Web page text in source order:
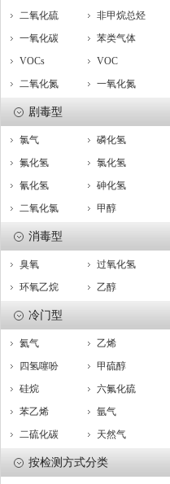
二氧化硫
非甲烷总烃
一氧化碳
苯类气体
VOCs
VOC
二氧化氮
一氧化氮
剧毒型
氯气
磷化氢
氟化氢
氯化氢
氰化氢
砷化氢
二氧化氯
甲醇
消毒型
臭氧
过氧化氢
环氧乙烷
乙醇
冷门型
氦气
乙烯
四氢噻吩
甲硫醇
硅烷
六氟化硫
苯乙烯
氩气
二硫化碳
天然气
按检测方式分类